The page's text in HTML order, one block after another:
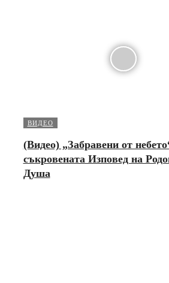
ВИДЕО
(Видео) „Забравени от
съкровената Изповед на
Душа